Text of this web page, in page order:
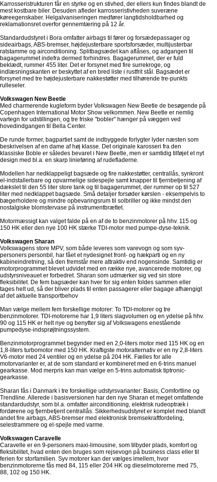
Karrosseristrukturen får en styrke og en stivhed, der ellers kun findes blandt de
mest kostbare biler. Desuden afleder karrosseristivheden suveræne
køreegenskaber. Helgalvaniseringen medfører langtidsholdbarhed og
reklamationsret overfor gennemtæring på 12 år.
Standardudstyret i Bora omfatter airbags til fører og forsædepassager og
sideairbags, ABS-bremser, højdejusterbare sportsforsæder, multijusterbar
ratstamme og airconditioning. Splitbagsædet kan aflåses, og adgangen til
bagagerummet indefra dermed forhindres. Bagagerummet, der er fuld
beklædt, rummer 455 liter. Det er forsynet med fire surrekroge, og
indlæsningskanten er beskyttet af en bred liste i rustfrit stål. Bagsædet er
forsynet med tre højdejusterbare nakkestøtter med tilhørende tre-punkts
rulleseler.
Volkswagen New Beetle
Med charmerende kugleform byder Volkswagen New Beetle de besøgende på
Copenhagen International Motor Show velkommen. New Beetle er nemlig
vartegn for udstillingen, og tre friske "bobler" hænger på væggen ved
hovedindgangen til Bella Center.
De runde former, bagpartiet samt de indbyggede forlygter lyder næsten som
beskrivelsen af en dame af høj klasse. Det originale karosseri fra den
klassiske Boble er således bevaret i New Beetle, men er samtidig tilføjet et nyt
design med bl.a. en skarp linieføring af rudefladerne.
Modellen har nedklappeligt bagsæde og fire nakkestøtter, centrallås, synkront
el-indstallerbare og opvarmelige sidespejle samt knapper til fjernbetjening af
dækslet til den 55 liter store tank og til bagagerummet, der rummer op til 527
liter med nedklappet bagsæde. Små detaljer forsøder kørslen - eksempelvis to
bægerholdere og mindre opbevaringsrum til solbriller og ikke mindst den
nostalgiske blomstervase på instrumentbrættet.
Motormæssigt kan valget falde på en af de to benzinmotorer på hhv. 115 og
150 HK eller den nye 100 HK stærke TDI-motor med pumpe-dyse-teknik.
Volkswagen Sharan
Volkswagens store MPV, som både leveres som varevogn og som syv-
personers personbil, har fået et nydesignet front- og hækparti og en ny
kabineindretning, så den fremstår mere attraktiv end nogensinde. Samtidig er
motorprogrammet blevet udvidet med en række nye, avancerede motorer, og
udstyrsniveauet er forbedret. Sharan som udmærker sig ved sin store
fleksibilitet. De fem bagsæder kan hver for sig enten foldes sammen eller
tages helt ud, så der bliver plads til enten passagerer eller bagage afhængigt
af det aktuelle transportbehov
Man vælge mellem fem forskellige motorer: To TDI-motorer og tre
benzinmotorer. TDI-motorerne har 1,9 liters slagvolumen og en ydelse på hhv.
90 og 115 HK er helt nye og benytter sig af Volkswagens enestående
pumpedyse-indsprøjtningssystem.
Benzinmotorprogrammet begynder med en 2,0-liters motor med 115 HK og en
1,8-liters turbomotor med 150 HK. Kraftigste motoralternativ er en ny 2,8-liters
V6-motor med 24 ventiler og en ydelse på 204 HK. Fælles for alle
motorvarianter er, at de som standard er kombineret med en 6-trins manuel
gearkasse. Mod merpris kan man vælge en 5-trins automatisk tiptronic-
gearkasse.
Sharan fås i Danmark i tre forskellige udstyrsvarianter: Basis, Comfortline og
Trendline. Allerede i basisversionen har den nye Sharan et meget omfattende
standardudstyr, som bl.a. omfatter airconditioning, elektrisk rudeoptræk i
fordørene og fjernbetjent centrallås. Sikkerhedsudstyret er komplet med blandt
andet fire airbags, ABS-bremser med elektronisk bremsekraftfordeling,
selestrammere og el-spejle med varme.
Volkswagen Caravelle
Caravelle er en 9-personers maxi-limousine, som tilbyder plads, komfort og
fleksibilitet, hvad enten den bruges som rejsevogn på business class eller til
ferien for storfamilien. Syv motorer kan der vælges imellem, hvor
benzinmotorerne fås med 84, 115 eller 204 HK og dieselmotorerne med 75,
88, 102 og 150 HK.